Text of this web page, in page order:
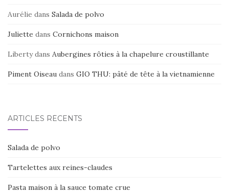
Aurélie dans Salada de polvo
Juliette dans Cornichons maison
Libertydans Aubergines rôties à la chapelure croustillante
Piment Oiseau dans GIO THU: pâté de tête à la vietnamienne
ARTICLES RÉCENTS
Salada de polvo
Tartelettes aux reines-claudes
Pasta maison à la sauce tomate crue